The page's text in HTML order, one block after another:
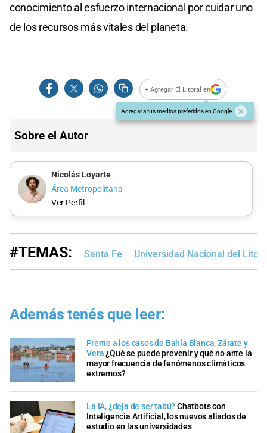
conocimiento al esfuerzo internacional por cuidar uno
de los recursos más vitales del planeta.
+ Agregar El Litoral en
Agregar a tus medios preferidos en Google
Sobre el Autor
Nicolás Loyarte
Área Metropolitana
Ver Perfil
#TEMAS: Santa Fe Universidad Nacional del
Además tenés que leer:
Frente a los casos de Bahía Blanca, Zárate y
Vera¿Qué se puede prevenir y qué no ante la
mayor frecuencia de fenómenos climáticos
extremos?
La IA, ¿deja de ser tabú?Chatbots con
Inteligencia Artificial, los nuevos aliados de
estudio en las universidades